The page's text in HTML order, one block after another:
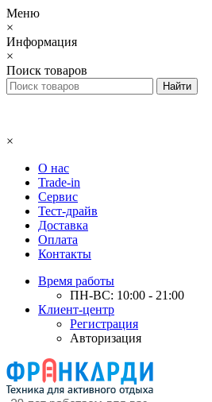
Меню
×
Информация
×
Поиск товаров
×
О нас
Trade-in
Сервис
Тест-драйв
Доставка
Оплата
Контакты
Время работы
ПН-ВС: 10:00 - 21:00
Клиент-центр
Регистрация
Авторизация